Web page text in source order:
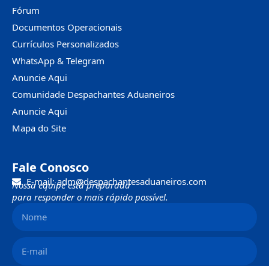
Fórum
Documentos Operacionais
Currículos Personalizados
WhatsApp & Telegram
Anuncie Aqui
Comunidade Despachantes Aduaneiros
Anuncie Aqui
Mapa do Site
Fale Conosco
E-mail: adm@despachantesaduaneiros.com
Nossa equipe está preparada
para responder o mais rápido possível.